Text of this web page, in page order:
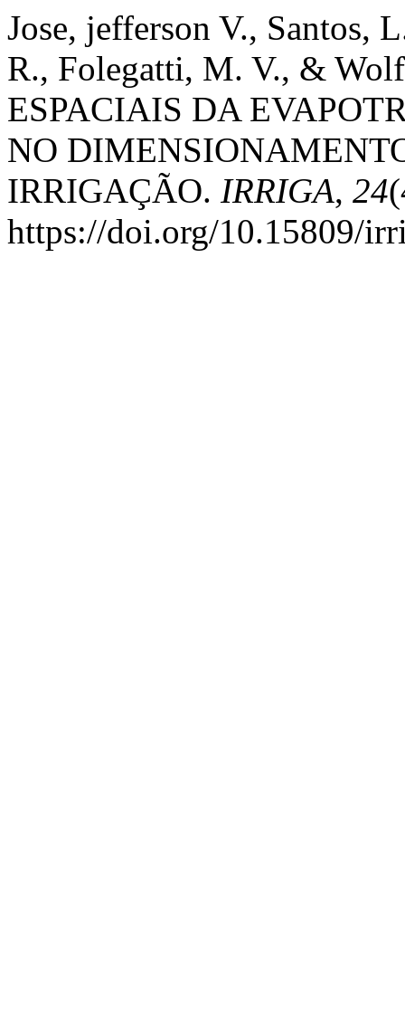
Jose, jefferson V., Santos,
R., Folegatti, M. V., &
ESPACIAIS DA
NO
IRRIGAÇÃO. IRRIGA, 24
https://doi.org/10.15809/